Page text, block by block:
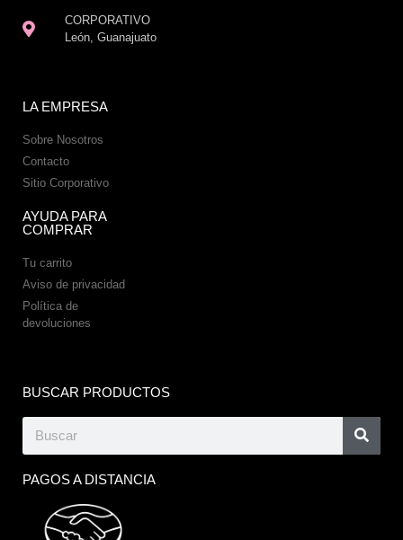
CORPORATIVO
León, Guanajuato
LA EMPRESA
Sobre Nosotros
Contacto
Sitio Corporativo
AYUDA PARA
COMPRAR
Tu carrito
Aviso de privacidad
Política de
devoluciones
BUSCAR PRODUCTOS
PAGOS A DISTANCIA